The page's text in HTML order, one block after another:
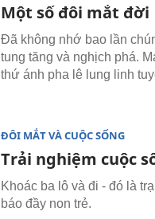
Một số đôi mắt đời
Đã không nhớ bao lần
tung tăng và nghịch phá.
thứ ánh pha lê lung linh
ĐÔI MẮT VÀ CUỘC SỐNG
Trải nghiệm cuộc
Khoác ba lô và đi - đó là
báo đầy non trẻ.